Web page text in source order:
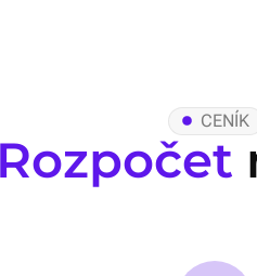
CENÍK
Rozpočet